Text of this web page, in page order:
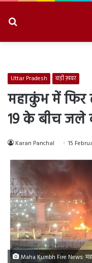
Uttar Pradesh बड़ी ख़बर
महाकुंभ में
19 के बीच
Karan Panchal 15
Maha Kumbh Fire News: